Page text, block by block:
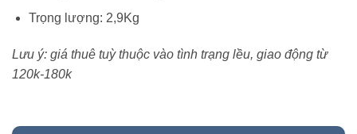
Trọng lượng: 2,9Kg
Lưu ý: giá thuê tuỳ thuộc vào tình trạng lều, giao động từ
120k-180k